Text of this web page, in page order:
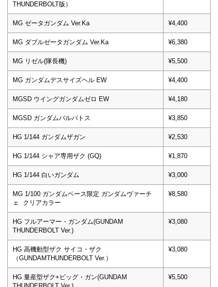
THUNDERBOLT版）
MG ゼータガンダム Ver.Ka ¥4,400
MG ダブルゼータガンダム Ver.Ka ¥6,380
MG リゼル(隊長機) ¥5,500
MG ガンダムデスサイズヘル EW ¥4,400
MGSD ウイングガンダムゼロ EW ¥4,180
MGSD ガンダムバルバトス ¥3,850
HG 1/144 ガンダムザガン ¥2,530
HG 1/144 シャア専用ザク (GQ) ¥1,870
HG 1/144 白いガンダム ¥3,000
MG 1/100 ガンダムベース限定 ガンダムヴァーチ
ェ クリアカラー
¥8,580
HG フルアーマー・ガンダム(GUNDAM
THUNDERBOLT Ver.)
¥3,080
HG 高機動型ザク サイコ・ザク
（GUNDAMTHUNDERBOLT Ver.）
¥3,080
HG 量産型ザク+ビッグ・ガン(GUNDAM
¥5,500